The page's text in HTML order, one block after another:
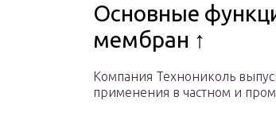
Основные
мембран ↑
Компания Технониколь
применения в частном и